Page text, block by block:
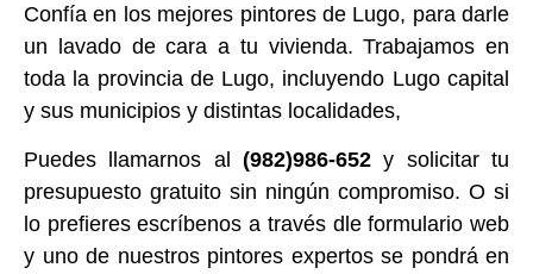
Confía en los mejores pintores de Lugo, para darle
un lavado de cara a tu vivienda. Trabajamos en
toda la provincia de Lugo, incluyendo Lugo capital
y sus municipios y distintas localidades,
Puedes llamarnos al (982)986-652 y solicitar tu
presupuesto gratuito sin ningún compromiso. O si
lo prefieres escríbenos a través dle formulario web
y uno de nuestros pintores expertos se pondrá en